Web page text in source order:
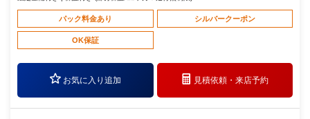
パック料金あり シルバークーポン
OK保証
お気に入り追加 見積依頼・来店予約